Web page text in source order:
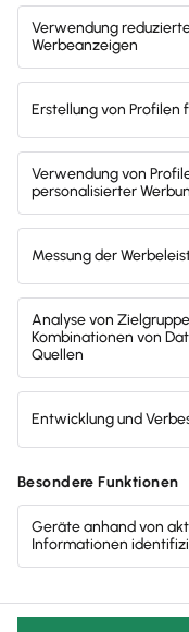
Keine
Sicher
ELSTER-
Ich bin:
Steuerjahr:
Steuerrechner-